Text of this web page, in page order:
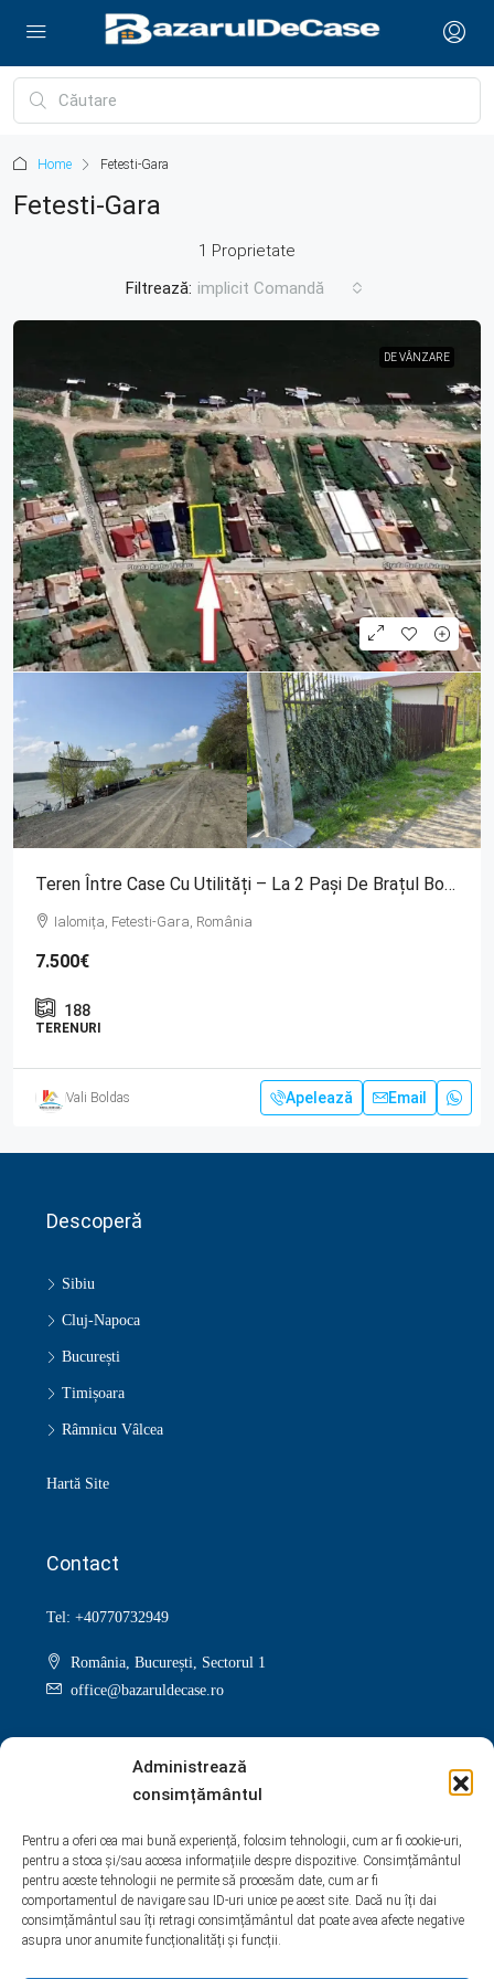
Administrează
consimțământul
Pentru a oferi cea mai bună experiență, folosim tehnologii, cum ar fi cookie-uri,
pentru a stoca și/sau accesa informațiile despre dispozitive. Consimțământul
pentru aceste tehnologii ne permite să procesăm date, cum ar fi
comportamentul de navigare sau ID-uri unice pe acest site. Dacă nu îți dai
consimțământul sau îți retragi consimțământul dat poate avea afecte negative
asupra unor anumite funcționalități și funcții.
Home Fetesti-Gara
Fetesti-Gara
1 Proprietate
Filtrează: implicit Comandă
DE VÂNZARE
DE VÂNZARE
Teren Între Case Cu Utilități – La 2 Pași De Brațul Borcea, Fetești
Ialomița, Fetesti-Gara, România
7.500€
188
TERENURI
Vali Boldas Apelează Email
Descoperă
Sibiu
Cluj-Napoca
București
Timișoara
Râmnicu Vâlcea
Hartă Site
Contact
Tel: +40770732949
România, București, Sectorul 1
office@bazaruldecase.ro
Facebook Instagram Linkedin
Google + Youtube Pinterest Yelp
WhatsApp